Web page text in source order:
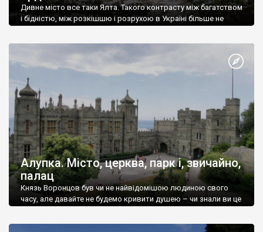
Дивне місто все таки Ялта. Такого контрасту між багатством
і бідністю, між розкішшю і розрухою в Україні більше не
Алупка. Місто, церква, парк і, звичайно,
палац
Князь Воронцов був чи не найвідомішою людиною свого
часу, але давайте не будемо кривити душею – чи знали ви це